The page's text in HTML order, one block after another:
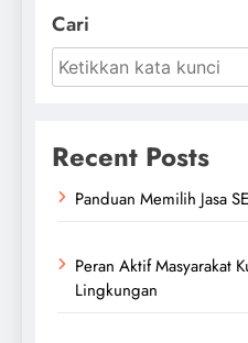
Cari
Recent Posts
Panduan Memilih Jasa
Peran Aktif Masyarakat
Lingkungan